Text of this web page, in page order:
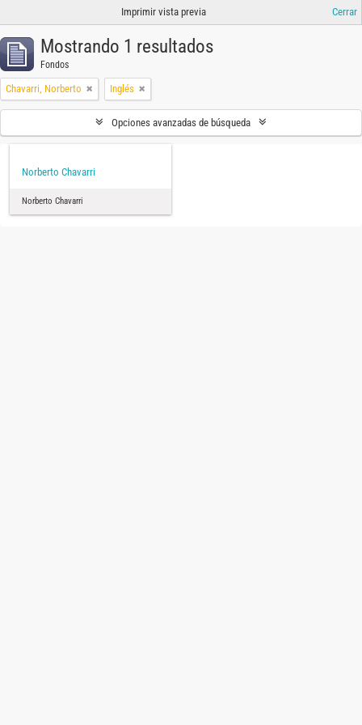
Imprimir vista previa Cerrar
Mostrando 1 resultados
Fondos
Chavarri, Norberto Inglés
Opciones avanzadas de búsqueda
Norberto Chavarri
Norberto Chavarri